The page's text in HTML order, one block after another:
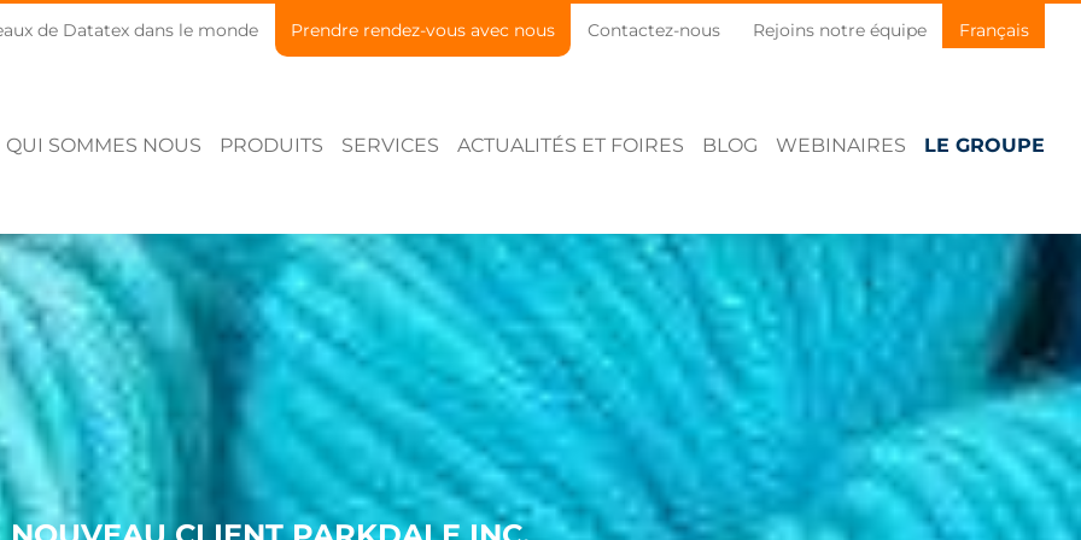
de Datatex dans le monde Prendre rendez-vous avec nous Contactez-nous Rejoins notre équipe Français
QUI SOMMES NOUS PRODUITS SERVICES ACTUALITÉS ET FOIRES BLOG WEBINAIRES LE GROUPE